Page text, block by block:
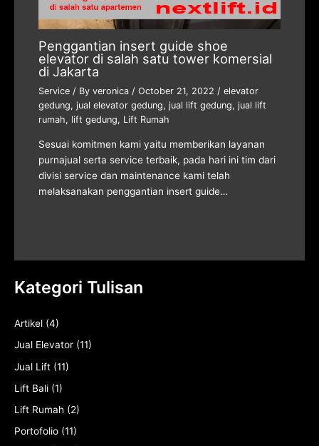
Penggantian insert guide shoe
elevator di salah satu tower komersial
di Jakarta
Service / Byveronica /October 21, 2022 /elevator
gedung, jual elevator gedung, jual lift gedung, jual lift
rumah, lift gedung, Lift Rumah
Sesuai komitmen kami yaitu memberikan layanan
purnajual serta service terbaik, pada hari ini tim dari
divisi service dan maintenance kami telah
melaksanakan penggantian insert guide…
Kategori Tulisan
Artikel (4)
Jual Elevator (11)
Jual Lift (11)
Lift Bali (1)
Lift Rumah (2)
Portofolio (11)